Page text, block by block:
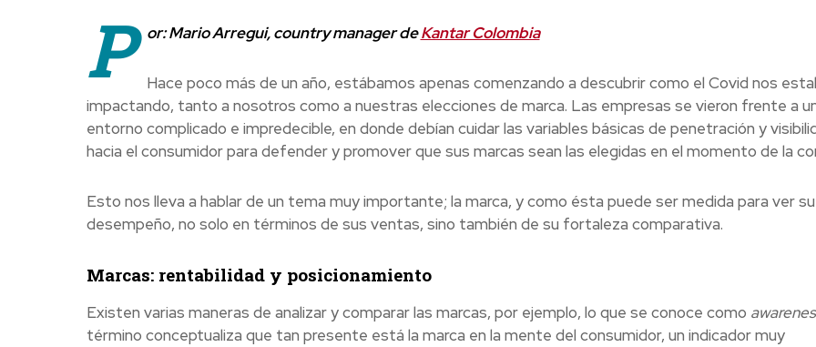
P or: Mario Arregui, country manager deKantar Colombia
Hace poco más de un año, estábamos apenas comenzando a descubrir como el Covid nos
impactando, tanto a nosotros como a nuestras elecciones de marca. Las empresas se vieron frente a
entorno complicado e impredecible, en donde debían cuidar las variables básicas de penetración y
hacia el consumidor para defender y promover que sus marcas sean las elegidas en el momento de la
Esto nos lleva a hablar de un tema muy importante; la marca, y como ésta puede ser medida para ver su
desempeño, no solo en términos de sus ventas, sino también de su fortaleza comparativa.
Marcas: rentabilidad y posicionamiento
Existen varias maneras de analizar y comparar las marcas, por ejemplo, lo que se conoce como
término conceptualiza que tan presente está la marca en la mente del consumidor, un indicador muy